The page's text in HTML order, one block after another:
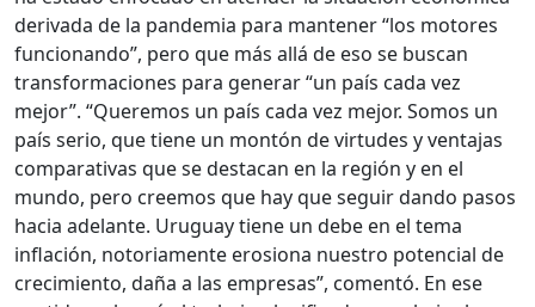
derivada de la pandemia para mantener “los motores
funcionando”, pero que más allá de eso se buscan
transformaciones para generar “un país cada vez
mejor”. “Queremos un país cada vez mejor. Somos un
país serio, que tiene un montón de virtudes y ventajas
comparativas que se destacan en la región y en el
mundo, pero creemos que hay que seguir dando pasos
hacia adelante. Uruguay tiene un debe en el tema
inflación, notoriamente erosiona nuestro potencial de
crecimiento, daña a las empresas”, comentó. En ese